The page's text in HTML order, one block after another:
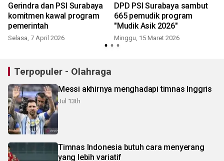
Gerindra dan PSI Surabaya
komitmen kawal program
pemerintah
Selasa, 7 April 2026
DPD PSI Surabaya sambut
665 pemudik program
"Mudik Asik 2026"
Minggu, 15 Maret 2026
Terpopuler - Olahraga
Messi akhirnya menghadapi timnas Inggris
Jul 13th
Timnas Indonesia butuh cara menyerang
yang lebih variatif